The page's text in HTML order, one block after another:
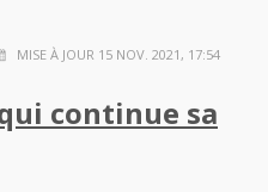
MISE À JOUR 15 NOV. 2021, 17:54
continue sa